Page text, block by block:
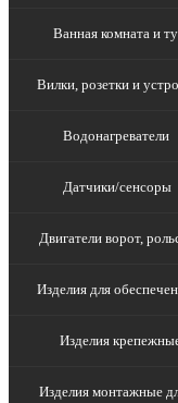
Ванная комната и
Вилки, розетки и
Водонагреватели
Датчики/сенсоры
Двигатели ворот,
Изделия для
Изделия
Изделия монтажные